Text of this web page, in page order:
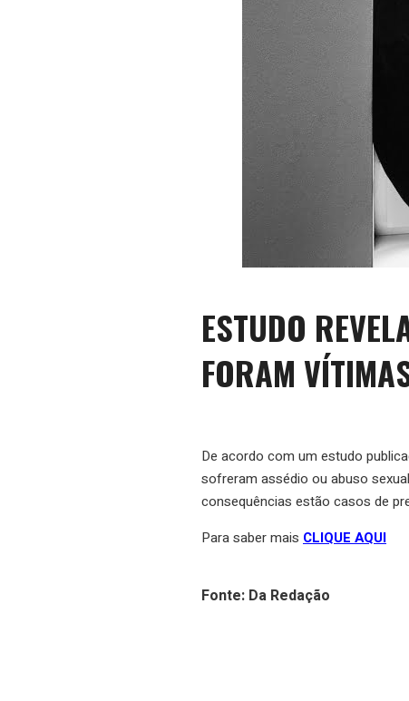
ESTUDO
FORAM
De acordo com um estudo
sofreram assédio ou abuso
consequências estão casos de
Para saber mais CLIQUE AQUI
Fonte: Da Redação